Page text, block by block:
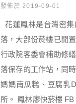
發佈於 2019-09-01
花蓮鳳林是台灣密
落，大部份菸樓已閒
行政院客委會補助修
落保存的工作站，同
媽媽南瓜糕、豆腐乳
所。 鳳林廖快菸樓